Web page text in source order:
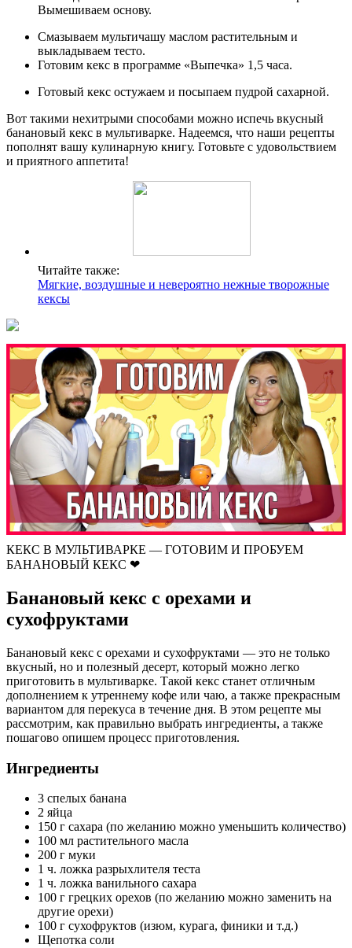
Вымешиваем основу.
Смазываем мультичашу маслом растительным и
выкладываем тесто.
Готовим кекс в программе «Выпечка» 1,5 часа.
Готовый кекс остужаем и посыпаем пудрой сахарной.
Вот такими нехитрыми способами можно испечь вкусный
банановый кекс в мультиварке. Надеемся, что наши рецепты
пополнят вашу кулинарную книгу. Готовьте с удовольствием
и приятного аппетита!
Читайте также:
Мягкие, воздушные и невероятно нежные творожные
кексы
КЕКС В МУЛЬТИВАРКЕ — ГОТОВИМ И ПРОБУЕМ
БАНАНОВЫЙ КЕКС ❤
Банановый кекс с орехами и
сухофруктами
Банановый кекс с орехами и сухофруктами — это не только
вкусный, но и полезный десерт, который можно легко
приготовить в мультиварке. Такой кекс станет отличным
дополнением к утреннему кофе или чаю, а также прекрасным
вариантом для перекуса в течение дня. В этом рецепте мы
рассмотрим, как правильно выбрать ингредиенты, а также
пошагово опишем процесс приготовления.
Ингредиенты
3 спелых банана
2 яйца
150 г сахара (по желанию можно уменьшить количество)
100 мл растительного масла
200 г муки
1 ч. ложка разрыхлителя теста
1 ч. ложка ванильного сахара
100 г грецких орехов (по желанию можно заменить на
другие орехи)
100 г сухофруктов (изюм, курага, финики и т.д.)
Щепотка соли